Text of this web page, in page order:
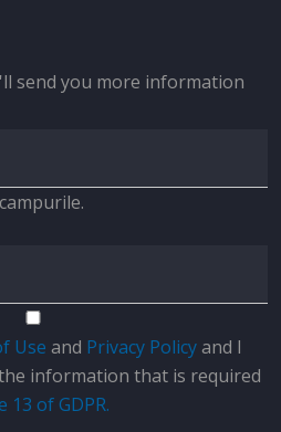
send you more information
Use and Privacy Policyand I
information that is required
13 of GDPR.